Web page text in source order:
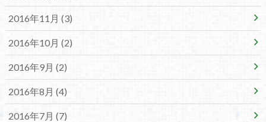
2016年11月 (3)
2016年10月 (2)
2016年9月 (2)
2016年8月 (4)
2016年7月 (7)